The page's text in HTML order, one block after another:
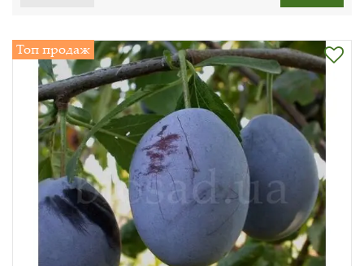
Топ продаж